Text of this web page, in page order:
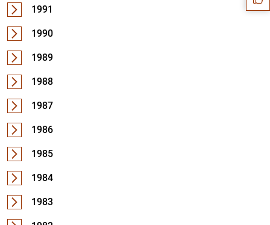
1991
1990
1989
1988
1987
1986
1985
1984
1983